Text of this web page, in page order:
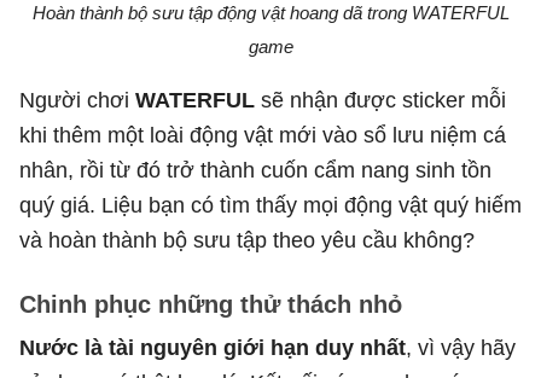
Hoàn thành bộ sưu tập động vật hoang dã trong WATERFUL
game
Người chơi WATERFUL sẽ nhận được sticker mỗi
khi thêm một loài động vật mới vào sổ lưu niệm cá
nhân, rồi từ đó trở thành cuốn cẩm nang sinh tồn
quý giá. Liệu bạn có tìm thấy mọi động vật quý hiếm
và hoàn thành bộ sưu tập theo yêu cầu không?
Chinh phục những thử thách nhỏ
Nước là tài nguyên giới hạn duy nhất, vì vậy hãy